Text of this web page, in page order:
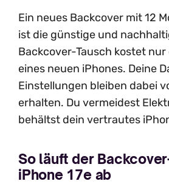
Ein neues Backcover mit 12
ist die günstige und
Backcover-Tausch kostet
eines neuen iPhones. Deine
Einstellungen bleiben dabei
erhalten. Du vermeidest
behältst dein vertrautes
So läuft der
iPhone 17e ab